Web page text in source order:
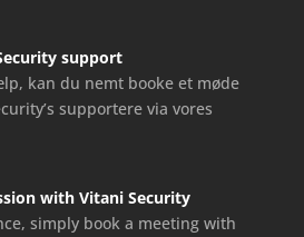
support
kan du nemt booke et møde
supportere via vores
with Vitani Security
simply book a meeting with